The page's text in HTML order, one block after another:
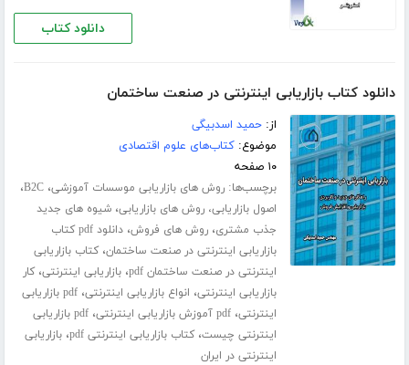
دانلود کتاب
دانلود کتاب بازاریابی اینترنتی در صنعت ساختمان
از:حمید اسدبیگی
موضوع:کتاب‌های علوم اقتصادی
۱۰ صفحه
برچسب‌ها:روش های بازاریابی موسسات آموزشی،B2C،
اصول بازاریابی، روش های بازاریابی،شیوه های جدید
جذب مشتری،روش های فروش،
دانلود pdf کتاب
بازاریابی اینترنتی در صنعت ساختمان،کتاب بازاریابی
اینترنتی در صنعت ساختمان pdf
،بازاریابی اینترنتی،کار
بازاریابی اینترنتی، انواع بازاریابی اینترنتی،
pdf بازاریابی
اینترنتی،pdf آموزش بازاریابی اینترنتی ،
pdf بازاریابی
اینترنتی چیست،کتاب بازاریابی اینترنتی pdf ،بازاریابی
اینترنتی در ایران